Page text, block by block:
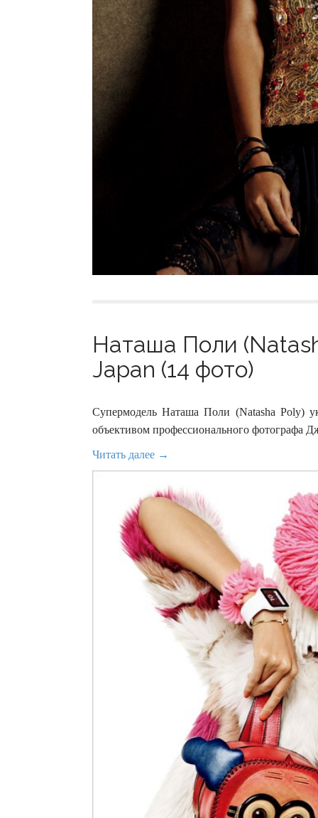
Наташа Поли
Japan (14 фото)
Супермодель Наташа Поли (Natasha Poly)
объективом профессионального фотографа
Читать далее →